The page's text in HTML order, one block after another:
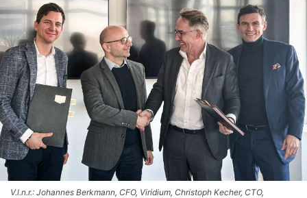
V.l.n.r.: Johannes Berkmann, CFO, Viridium, Christoph Kecher, CTO,